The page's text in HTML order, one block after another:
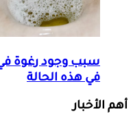
سبب وجود رغوة
في هذه الحالة
أهم الأخبار